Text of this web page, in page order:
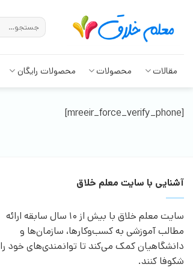
مقالات محصولات محصولات رایگان
[mreeir_force_verify_phone]
آشنایی با سایت معلم خلاق
سایت معلم خلاق با بیش از 10 سال سابقه ارائه
مطالب آموزشی به کسب‌وکارها، سازمان‌ها و
دانشگاهیان کمک می‌کند تا توانمندی‌های خود را
شکوفا کنند.